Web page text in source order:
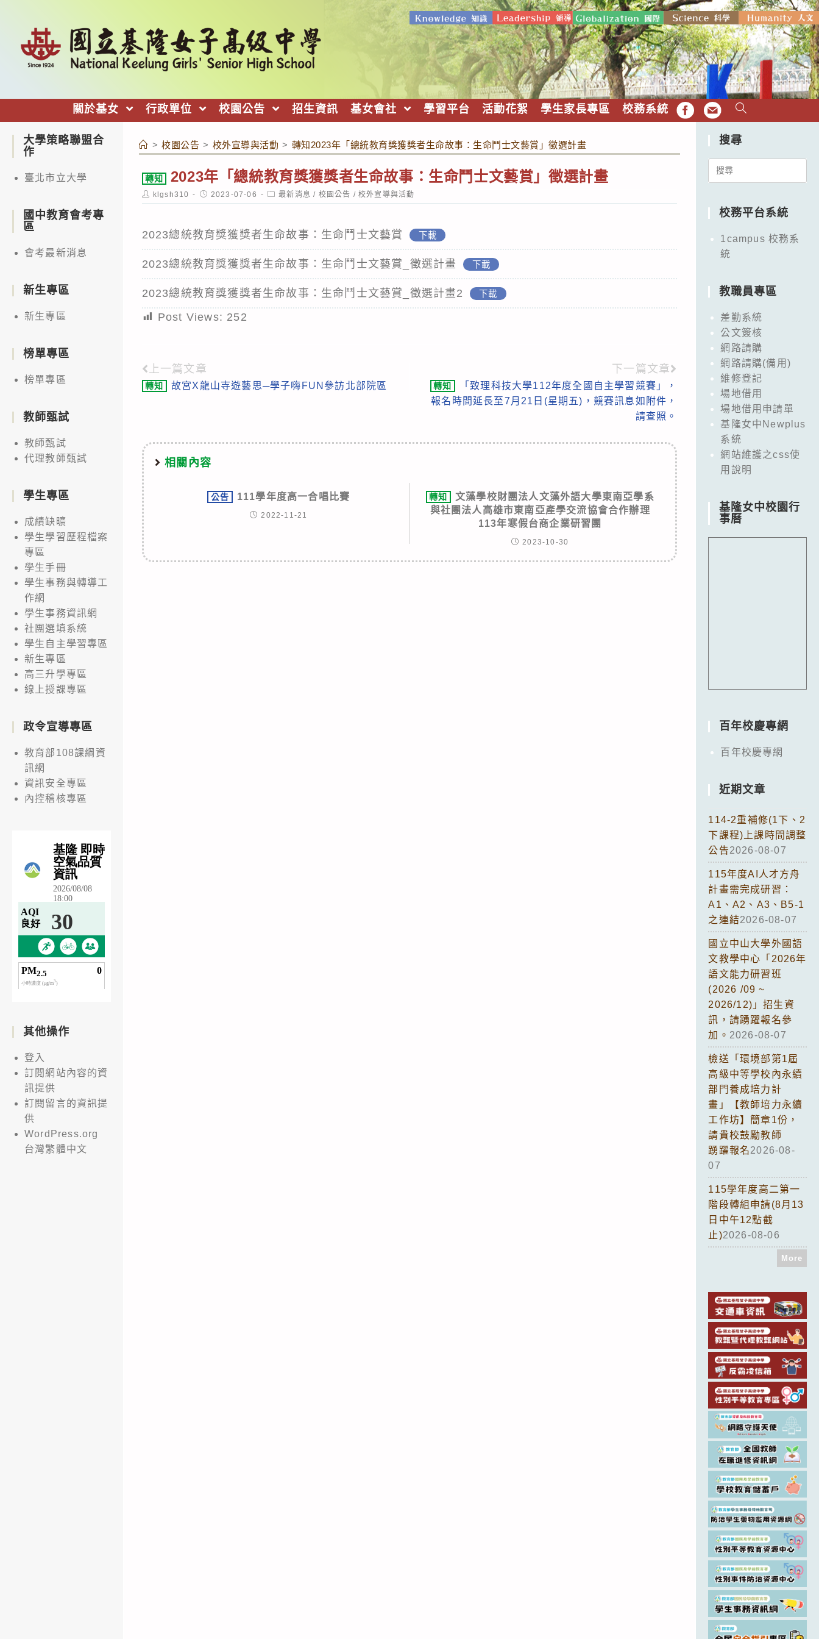
關於基女 行政單位 校園公告 招生資訊 基女會社 學習平台 活動花絮 學生家長專區 校務系統 FB EMAIL
> 校園公告 > 校外宣導與活動 > 轉知2023年「總統教育獎獲獎者生命故事：生命鬥士文藝賞」徵選計畫
轉知 2023年「總統教育獎獲獎者生命故事：生命鬥士文藝賞」徵選計畫
Post
author:
klgsh310
Post
published:
2023-07-06
Post
category:
最新消息 / 校園公告 / 校外宣導與活動
2023總統教育獎獲獎者生命故事：生命鬥士文藝賞 下載
2023總統教育獎獲獎者生命故事：生命鬥士文藝賞_徵選計畫 下載
2023總統教育獎獲獎者生命故事：生命鬥士文藝賞_徵選計畫2 下載
Post Views: 252
Read
more
上一篇文章
轉知 故宮X龍山寺遊藝思─學子嗨FUN參訪北部院區
下一篇文章
轉知
「致理科技大學112年度全國自主學習競賽」，
報名時間延長至7月21日(星期五)，競賽訊息如附件，
請查照。
相關內容
公告 111學年度高一合唱比賽
2022-11-21
轉知
文藻學校財團法人文藻外語大學東南亞學系
與社團法人高雄市東南亞產學交流協會合作辦理
113年寒假台商企業研習團
2023-10-30
大學策略聯盟合
作
臺北市立大學
國中教育會考專
區
會考最新消息
新生專區
新生專區
榜單專區
榜單專區
教師甄試
教師甄試
代理教師甄試
學生專區
成績缺曠
學生學習歷程檔案
專區
學生手冊
學生事務與轉導工
作網
學生事務資訊網
社團選填系統
學生自主學習專區
新生專區
高三升學專區
線上授課專區
政令宣導專區
教育部108課綱資
訊網
資訊安全專區
內控稽核專區
其他操作
登入
訂閱網站內容的資
訊提供
訂閱留言的資訊提
供
WordPress.org
台灣繁體中文
搜尋
Search
校務平台系統
1campus 校務系
統
教職員專區
差勤系統
公文簽核
網路請購
網路請購(備用)
維修登記
場地借用
場地借用申請單
基隆女中Newplus
系統
網站維護之css使
用說明
基隆女中校園行
事曆
百年校慶專網
百年校慶專網
近期文章
114-2重補修(1下、2
下課程)上課時間調整
公告2026-08-07
115年度AI人才方舟
計畫需完成研習：
A1、A2、A3、B5-1
之連結2026-08-07
國立中山大學外國語
文教學中心「2026年
語文能力研習班
(2026 /09 ~
2026/12)」招生資
訊，請踴躍報名參
加。 2026-08-07
檢送「環境部第1屆
高級中等學校內永續
部門養成培力計
畫」【教師培力永續
工作坊】簡章1份，
請貴校鼓勵教師
踴躍報名2026-08-
07
115學年度高二第一
階段轉組申請(8月13
日中午12點截
止)2026-08-06
More